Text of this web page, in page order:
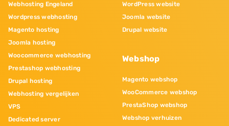
Webhosting Engeland
Wordpress webhosting
Magento hosting
Joomla hosting
Woocommerce webhosting
Prestashop webhosting
Drupal hosting
Webhosting vergelijken
VPS
Dedicated server
WordPress website
Joomla website
Drupal website
Webshop
Magento webshop
WooCommerce webshop
PrestaShop webshop
Webshop verhuizen